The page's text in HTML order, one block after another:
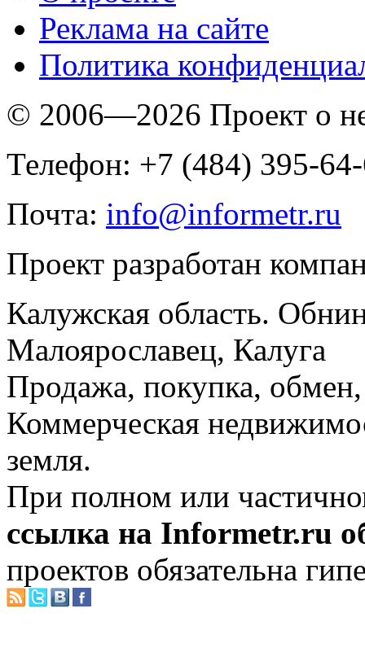
Реклама на сайте
Политика
© 2006—2026 Проект о
Телефон: +7 (484) 395-
Почта: info@informetr.ru
Проект разработан
Калужская область.
Малоярославец, Калуга
Продажа, покупка, обмен,
Коммерческая
земля.
При полном или
ссылка на Informetr.ru
проектов обязательна